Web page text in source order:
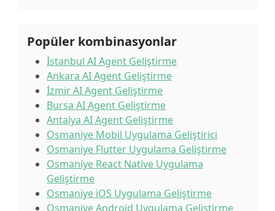
Popüler kombinasyonlar
İstanbul AI Agent Geliştirme
Ankara AI Agent Geliştirme
İzmir AI Agent Geliştirme
Bursa AI Agent Geliştirme
Antalya AI Agent Geliştirme
Osmaniye Mobil Uygulama Geliştirici
Osmaniye Flutter Uygulama Geliştirme
Osmaniye React Native Uygulama
Geliştirme
Osmaniye iOS Uygulama Geliştirme
Osmaniye Android Uygulama Geliştirme